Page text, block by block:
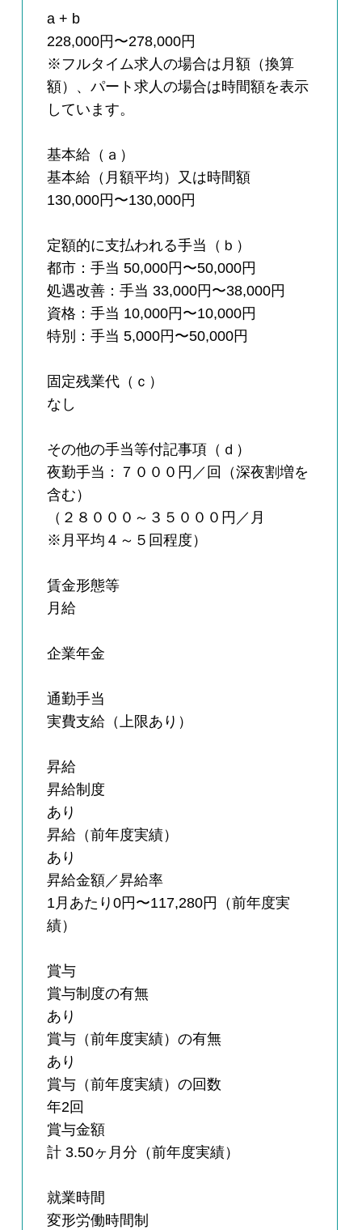
a + b
228,000円〜278,000円
※フルタイム求人の場合は月額（換算
額）、パート求人の場合は時間額を表示
しています。
基本給（ａ）
基本給（月額平均）又は時間額
130,000円〜130,000円
定額的に支払われる手当（ｂ）
都市：手当 50,000円〜50,000円
処遇改善：手当 33,000円〜38,000円
資格：手当 10,000円〜10,000円
特別：手当 5,000円〜50,000円
固定残業代（ｃ）
なし
その他の手当等付記事項（ｄ）
夜勤手当：７０００円／回（深夜割増を
含む）
（２８０００～３５０００円／月
※月平均４～５回程度）
賃金形態等
月給
企業年金
通勤手当
実費支給（上限あり）
昇給
昇給制度
あり
昇給（前年度実績）
あり
昇給金額／昇給率
1月あたり0円〜117,280円（前年度実
績）
賞与
賞与制度の有無
あり
賞与（前年度実績）の有無
あり
賞与（前年度実績）の回数
年2回
賞与金額
計 3.50ヶ月分（前年度実績）
就業時間
変形労働時間制